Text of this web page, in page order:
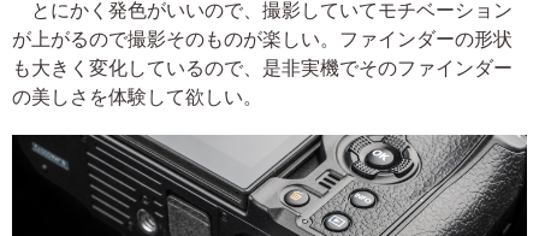
とにかく発色がいいので、撮影していてモチベーション
が上がるので撮影そのものが楽しい。ファインダーの形状
も大きく変化しているので、是非実機でそのファインダー
の美しさを体験して欲しい。